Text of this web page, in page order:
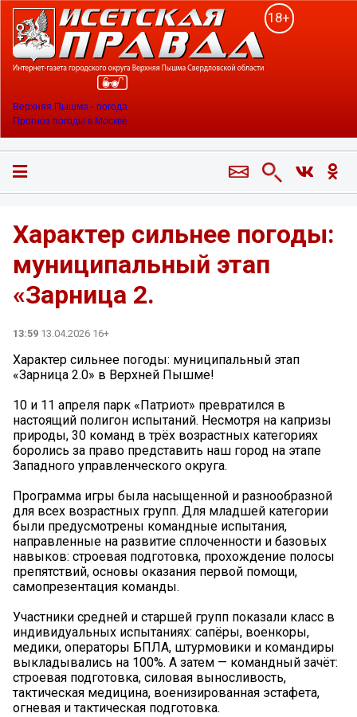
18+
Верхняя Пышма - погода
Прогноз погоды в Москве
Характер сильнее погоды:
муниципальный этап
«Зарница 2.
13:59 13.04.2026 16+
Характер сильнее погоды: муниципальный этап
«Зарница 2.0» в Верхней Пышме! ️
10 и 11 апреля парк «Патриот» превратился в
настоящий полигон испытаний. Несмотря на капризы
природы, 30 команд в трёх возрастных категориях
боролись за право представить наш город на этапе
Западного управленческого округа.
Программа игры была насыщенной и разнообразной
для всех возрастных групп. Для младшей категории
были предусмотрены командные испытания,
направленные на развитие сплоченности и базовых
навыков: строевая подготовка, прохождение полосы
препятствий, основы оказания первой помощи,
самопрезентация команды.
Участники средней и старшей групп показали класс в
индивидуальных испытаниях: сапёры, военкоры,
медики, операторы БПЛА, штурмовики и командиры
выкладывались на 100%. А затем — командный зачёт:
строевая подготовка, силовая выносливость,
тактическая медицина, военизированная эстафета,
огневая и тактическая подготовка.